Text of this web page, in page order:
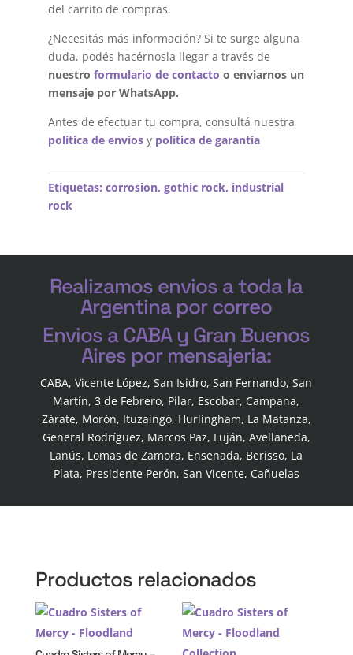
del carrito de compras.
¿Necesitás más información? Si te surge alguna
duda, podés hacérnosla llegar a través de
nuestro formulario de contacto o enviarnos un
mensaje por WhatsApp.
Antes de efectuar tu compra, consultá nuestra
política de envíosy política de garantía
Etiquetas: corrosion, gothic rock, industrial
rock
Realizamos envios a toda la
Argentina por correo
Envios a CABA y Gran Buenos
Aires por mensajeria:
CABA, Vicente López, San Isidro, San Fernando, San
Martín, 3 de Febrero, Pilar, Escobar, Campana,
Zárate, Morón, Ituzaingó, Hurlingham, La Matanza,
General Rodríguez, Marcos Paz, Luján, Avellaneda,
Lanús, Lomas de Zamora, Ensenada, Berisso, La
Plata, Presidente Perón, San Vicente, Cañuelas
Productos relacionados